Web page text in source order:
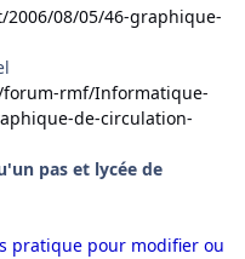
08/05/46-graphique-
rmf/Informatique-
de-circulation-
pas et lycée de
pratique pour modifier ou